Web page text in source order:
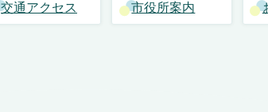
交通アクセス 市役所案内